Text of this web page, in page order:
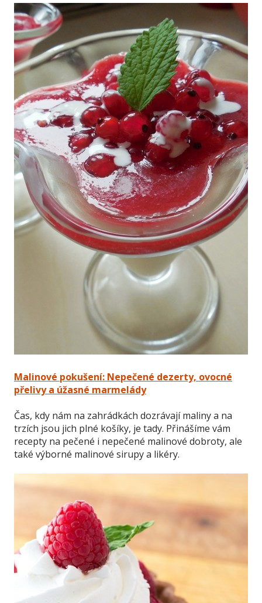
Malinové pokušení: Nepečené dezerty, ovocné
přelivy a úžasné marmelády
Čas, kdy nám na zahrádkách dozrávají maliny a na
trzích jsou jich plné košíky, je tady. Přinášíme vám
recepty na pečené i nepečené malinové dobroty, ale
také výborné malinové sirupy a likéry.